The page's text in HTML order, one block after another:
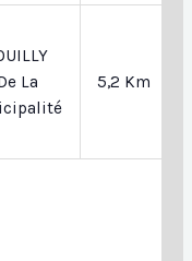
La
5,2 Km